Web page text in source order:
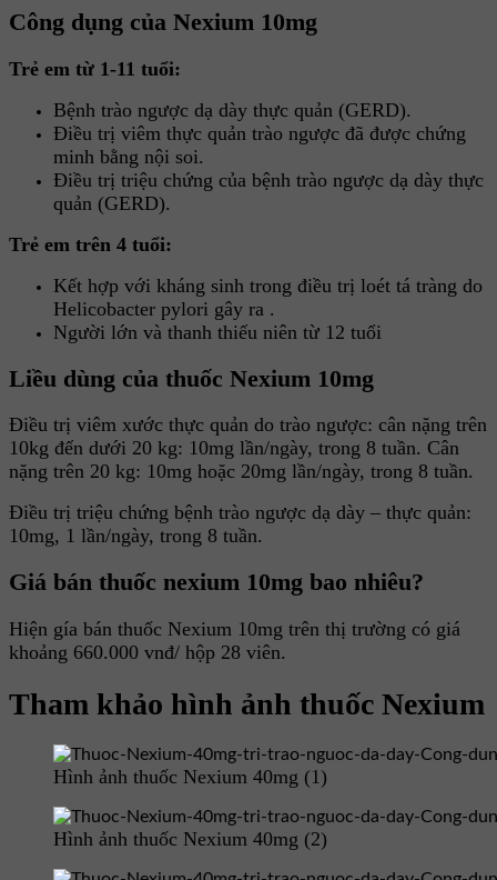
Công dụng của Nexium 10mg
Trẻ em từ 1-11 tuổi:
Bệnh trào ngược dạ dày thực quản (GERD).
Điều trị viêm thực quản trào ngược đã được chứng
minh bằng nội soi.
Điều trị triệu chứng của bệnh trào ngược dạ dày thực
quản (GERD).
Trẻ em trên 4 tuổi:
Kết hợp với kháng sinh trong điều trị loét tá tràng do
Helicobacter pylori gây ra .
Người lớn và thanh thiếu niên từ 12 tuổi
Liều dùng của thuốc Nexium 10mg
Điều trị viêm xước thực quản do trào ngược: cân nặng trên
10kg đến dưới 20 kg: 10mg lần/ngày, trong 8 tuần. Cân
nặng trên 20 kg: 10mg hoặc 20mg lần/ngày, trong 8 tuần.
Điều trị triệu chứng bệnh trào ngược dạ dày – thực quản:
10mg, 1 lần/ngày, trong 8 tuần.
Giá bán thuốc nexium 10mg bao nhiêu?
Hiện gía bán thuốc Nexium 10mg trên thị trường có giá
khoảng 660.000 vnđ/ hộp 28 viên.
Tham khảo hình ảnh thuốc Nexium
Hình ảnh thuốc Nexium 40mg (1)
Hình ảnh thuốc Nexium 40mg (2)